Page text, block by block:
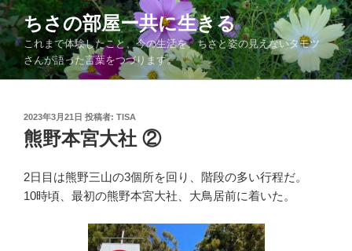
コ
ン
テ
ン
ツ
ちさの部屋ー共に生きる
これまで体験したこと、今の生活を、ちさと姿の見えないタモツ
さんが語った言葉をつづります。
投
稿
日:
2023年3月21日 投稿者: TISA
熊野本宮大社 ②
2日目は熊野三山の3個所を回り、階段の多い行程だ。
10時頃、最初の熊野本宮大社、大鳥居前に着いた。